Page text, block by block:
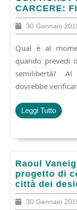
CARCERE:
Tiziana*:
A
COLLOQUIO
HORST
FANTAZZINI,
UNA
IN
CARCERE:
FINE
PENA
30 Gennaio
Qual è al
quando prevedi
semilibertà?
dovrebbe
Leggi TuttoLeggi
Tutto
Raoul
progetto di
città dei
Raoul
Vaneigem:
Note
preliminari
al
30 Gennaio